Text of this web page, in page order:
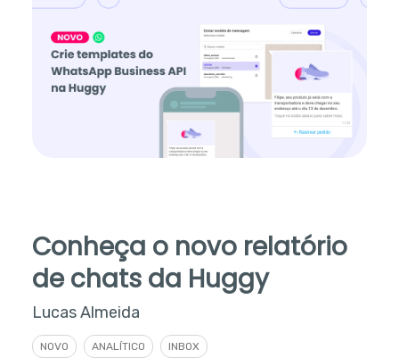
Conheça o novo relatório
de chats da Huggy
Lucas Almeida
NOVO ANALÍTICO INBOX